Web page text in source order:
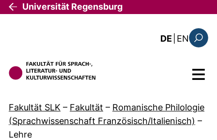
Direkt zum Inhalt
Universität Regensburg
DE EN: this
Menü
Fakultät SLK – Fakultät – Romanische Philologie
(Sprachwissenschaft Französisch/Italienisch) –
Lehre